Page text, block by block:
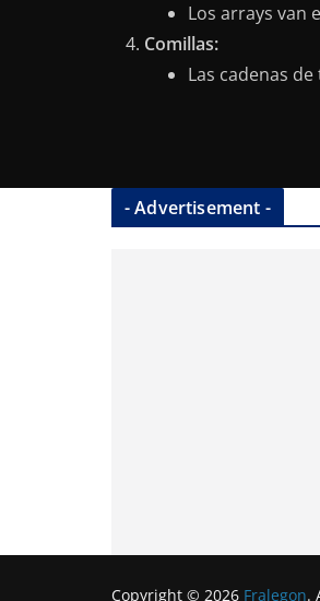
Los arrays van
Comillas:
Las cadenas
- Advertisement -
Copyright © 2026 Fralegon.